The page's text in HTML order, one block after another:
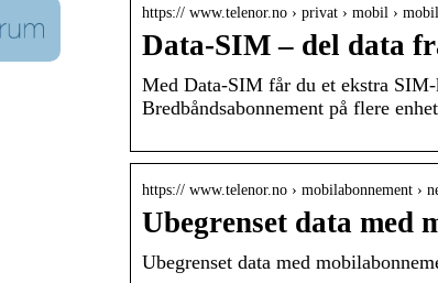
https:// www.telenor.no › privat › mobil ›
Data-SIM – del data
Med Data-SIM får du et ekstra
Bredbåndsabonnement på flere
https:// www.telenor.no › mobilabonnement ›
Ubegrenset data med
Ubegrenset data med